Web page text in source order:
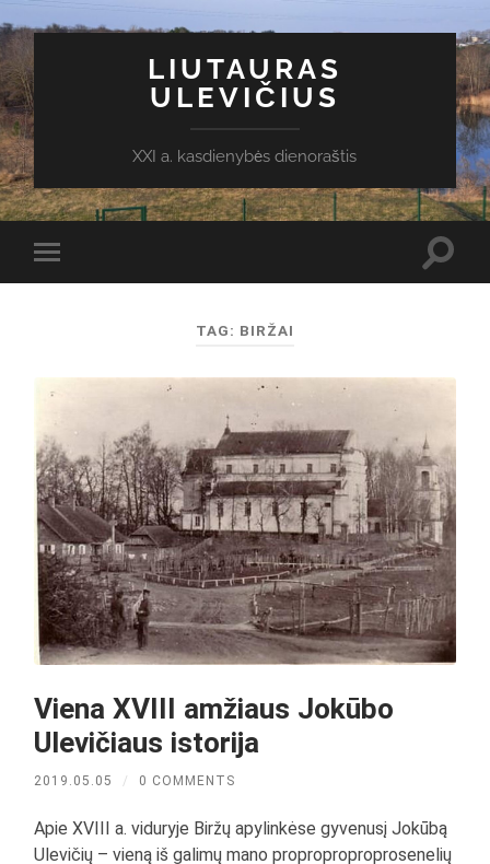
LIUTAURAS
ULEVIČIUS
XXI a. kasdienybės dienoraštis
Toggle
mobile
TAG: BIRŽAI
Viena XVIII amžiaus Jokūbo
Ulevičiaus istorija
2019.05.05 / 0 COMMENTS
Apie XVIII a. viduryje Biržų apylinkėse gyvenusį Jokūbą
Ulevičių – vieną iš galimų mano proproproproprosenelių